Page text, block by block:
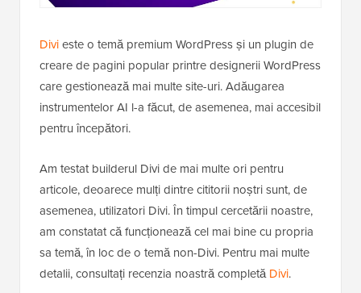
Divieste o temă premium WordPress și un plugin de
creare de pagini popular printre designerii WordPress
care gestionează mai multe site-uri. Adăugarea
instrumentelor AI l-a făcut, de asemenea, mai accesibil
pentru începători.
Am testat builderul Divi de mai multe ori pentru
articole, deoarece mulți dintre cititorii noștri sunt, de
asemenea, utilizatori Divi. În timpul cercetării noastre,
am constatat că funcționează cel mai bine cu propria
sa temă, în loc de o temă non-Divi. Pentru mai multe
detalii, consultați recenzia noastră completăDivi.